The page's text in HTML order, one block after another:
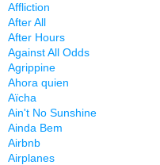
Affliction
After All
After Hours
Against All Odds
Agrippine
Ahora quien
Aïcha
Ain't No Sunshine
Ainda Bem
Airbnb
Airplanes